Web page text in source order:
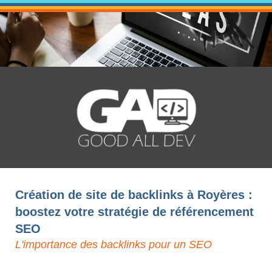
Création de site de backlinks à Royères :
boostez votre stratégie de référencement
SEO
L'importance des backlinks pour un SEO